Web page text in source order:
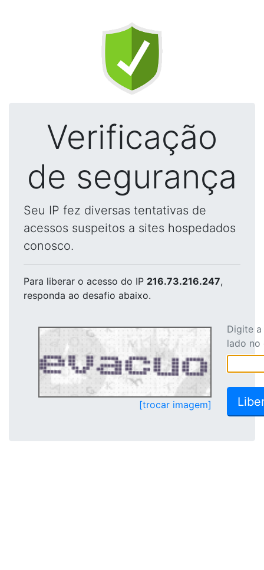
Verificação
de segurança
Seu IP fez diversas tentativas de
acessos suspeitos a sites hospedados
conosco.
Para liberar o acesso do IP 216.73.216.247,
responda ao desafio abaixo.
[trocar imagem]
Digite
lado no